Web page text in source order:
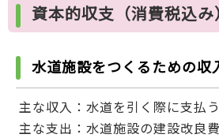
資本的収支（消費税込み）
水道施設をつくるための収
主な収入：水道を引く際に支払
主な支出：水道施設の建設改良